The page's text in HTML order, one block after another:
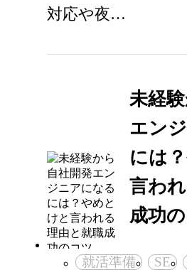
対応や夜…
未経
エン
には
言わ
成功
就活準備 SE